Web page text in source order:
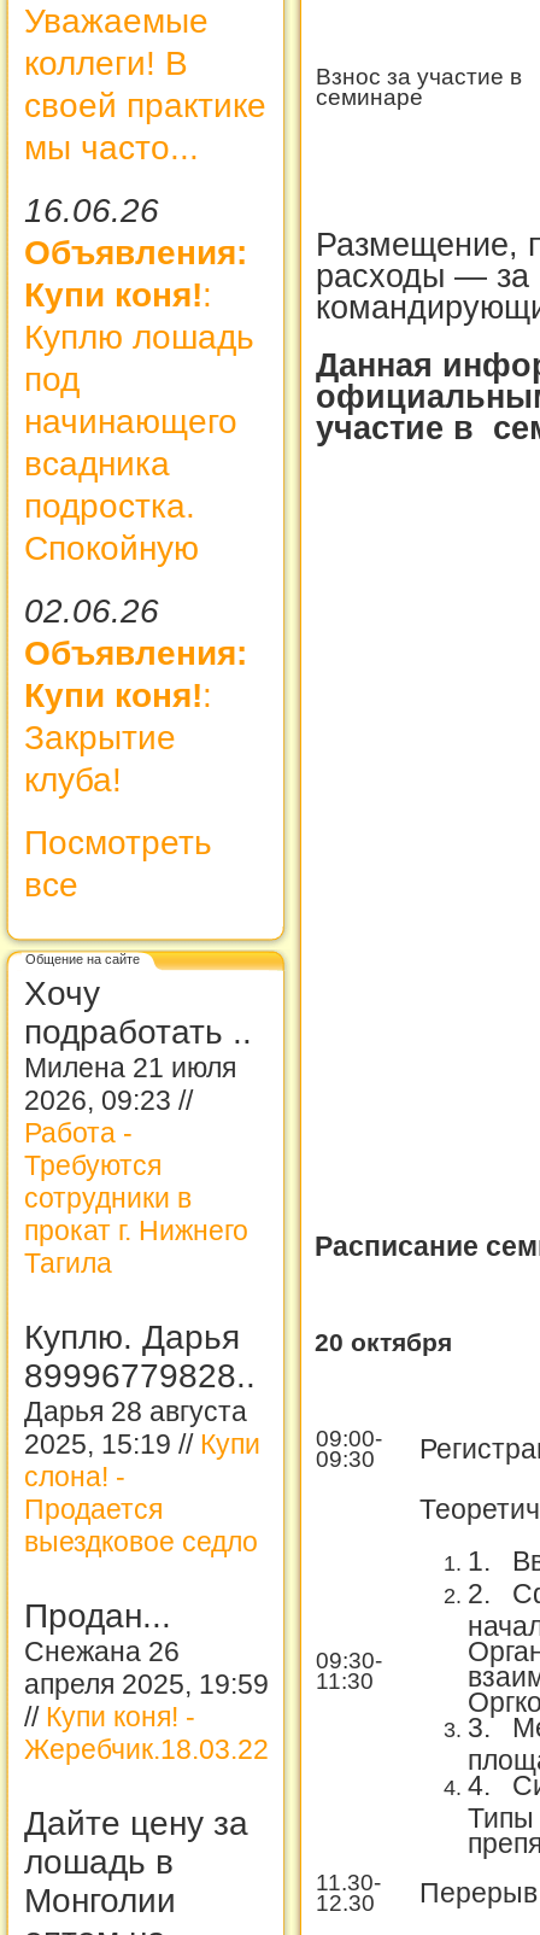
Уважаемые
коллеги! В
своей практике
мы часто...
16.06.26
Объявления:
Купи коня!:
Куплю лошадь
под
начинающего
всадника
подростка.
Спокойную
02.06.26
Объявления:
Купи коня!:
Закрытие
клуба!
Посмотреть
все
Общение на сайте
Хочу
подработать ..
Милена 21 июля
2026, 09:23 //
Работа -
Требуются
сотрудники в
прокат г. Нижнего
Тагила
Куплю. Дарья
89996779828..
Дарья 28 августа
2025, 15:19 // Купи
слона! -
Продается
выездковое седло
Продан...
Снежана 26
апреля 2025, 19:59
// Купи коня! -
Жеребчик.18.03.22
Дайте цену за
лошадь в
Монголии
Взнос за участие в
семинаре
Размещение,
расходы — за
Данная
участие в
Расписание
20 октября
09:00-
09:30
09:30-
11:30
1.
2.
3.
4.
Типы
11.30-
12.30
Перерыв